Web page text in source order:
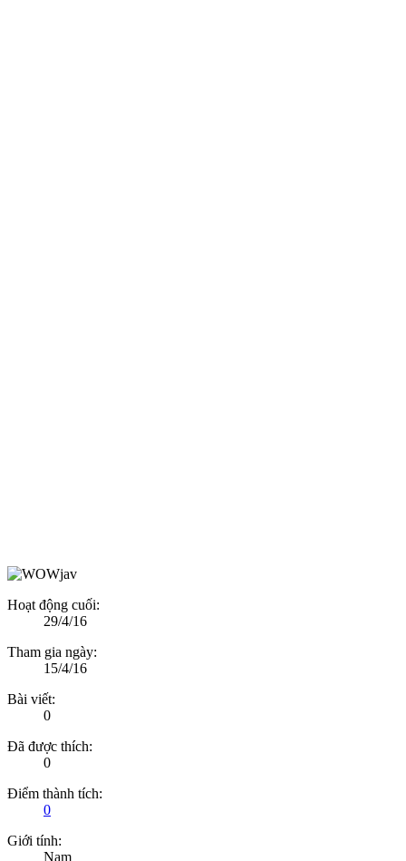
Hoạt động cuối:
29/4/16
Tham gia ngày:
15/4/16
Bài viết:
0
Đã được thích:
0
Điểm thành tích:
0
Giới tính:
Nam